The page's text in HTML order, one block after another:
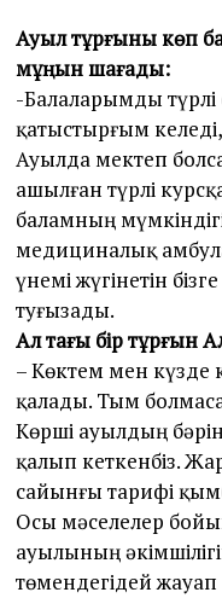
Ауыл тұрғыны көп
мұңын шағады:
-Балаларымды түрлі
қатыстырғым
Ауылда мектеп
ашылған түрлі
баламның
медициналық
үнемі жүгінетін
туғызады.
Ал тағы бір тұрғын
– Көктем мен күзде
қалады. Тым
Көрші ауылдың
қалып кеткенбіз.
сайынғы тарифі
Осы мәселелер
ауылының
төмендегідей